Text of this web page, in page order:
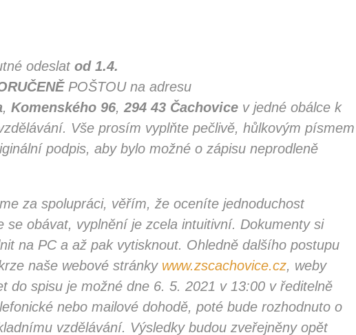
odeslat od 1.4.
POŠTOU na adresu
, Komenského 96, 294 43 Čachovice v jedné obálce k
Vše prosím vyplňte pečlivě, hůlkovým písmem
podpis, aby bylo možné o zápisu neprodleně
za spolupráci, věřím, že oceníte jednoduchost
se obávat, vyplnění je zcela intuitivní. Dokumenty si
na PC a až pak vytisknout. Ohledně dalšího postupu
naše webové stránky www.zscachovice.cz, weby
do spisu je možné dne 6. 5. 2021 v 13:00 v ředitelně
nebo mailové dohodě, poté bude rozhodnuto o
vzdělávání. Výsledky budou zveřejněny opět